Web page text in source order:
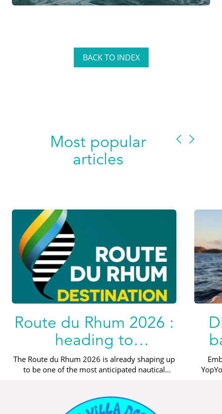
BACK TO INDEX
Most popular
articles
Route du Rhum 2026 :
heading to
Guadeloupe and a
dream stopover in Les
Saintes
The Route du Rhum 2026 is already shaping up
to be one of the most anticipated nautical